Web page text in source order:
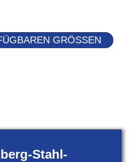
GRÖSSEN
Stahl-